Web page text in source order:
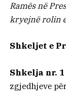
Ramës në
kryejnë rolin
Shkeljet e
Shkelja nr. 1
zgjedhjeve